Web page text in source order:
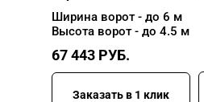
Ширина ворот - до 6 м
Высота ворот - до 4.5 м
67 443 РУБ.
Заказать в 1 клик